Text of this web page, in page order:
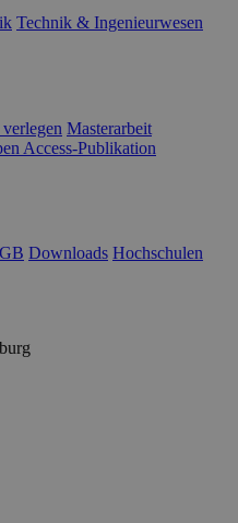
Technik & Ingenieurwesen
Masterarbeit
Access-Publikation
Downloads Hochschulen